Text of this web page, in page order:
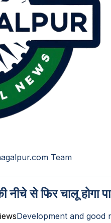
Team
नीचे से फिर चालू
Development and good